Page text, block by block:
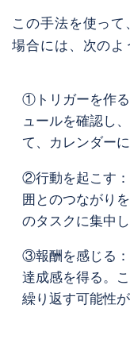
この手法を使っ
場合には、次のよ
①トリガーを作
ュールを確認し
て、カレンダーに
②行動を起こす
囲とのつながり
のタスクに集中し
③報酬を感じる
達成感を得る。
繰り返す可能性が